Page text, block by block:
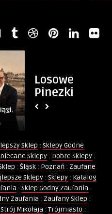
Losowe
Pinezki
Sklep : Sklepy Godne
Sklepy : Dobre Sklepy :
: Śląsk : Poznań : Zaufane
Sklepy: Sklepy: Katalog
: Sklep Godny Zaufania :
Zaufania : Zaufany Sklep :
Strój Mikołaja : Trójmiasto :